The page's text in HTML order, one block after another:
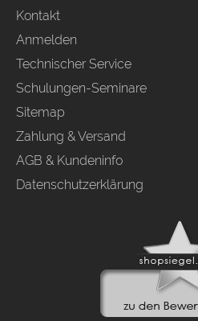
Kontakt
Anmelden
Technischer Service
Schulungen-Seminare
Sitemap
Zahlung & Versand
AGB & Kundeninfo
Datenschutzerklärung